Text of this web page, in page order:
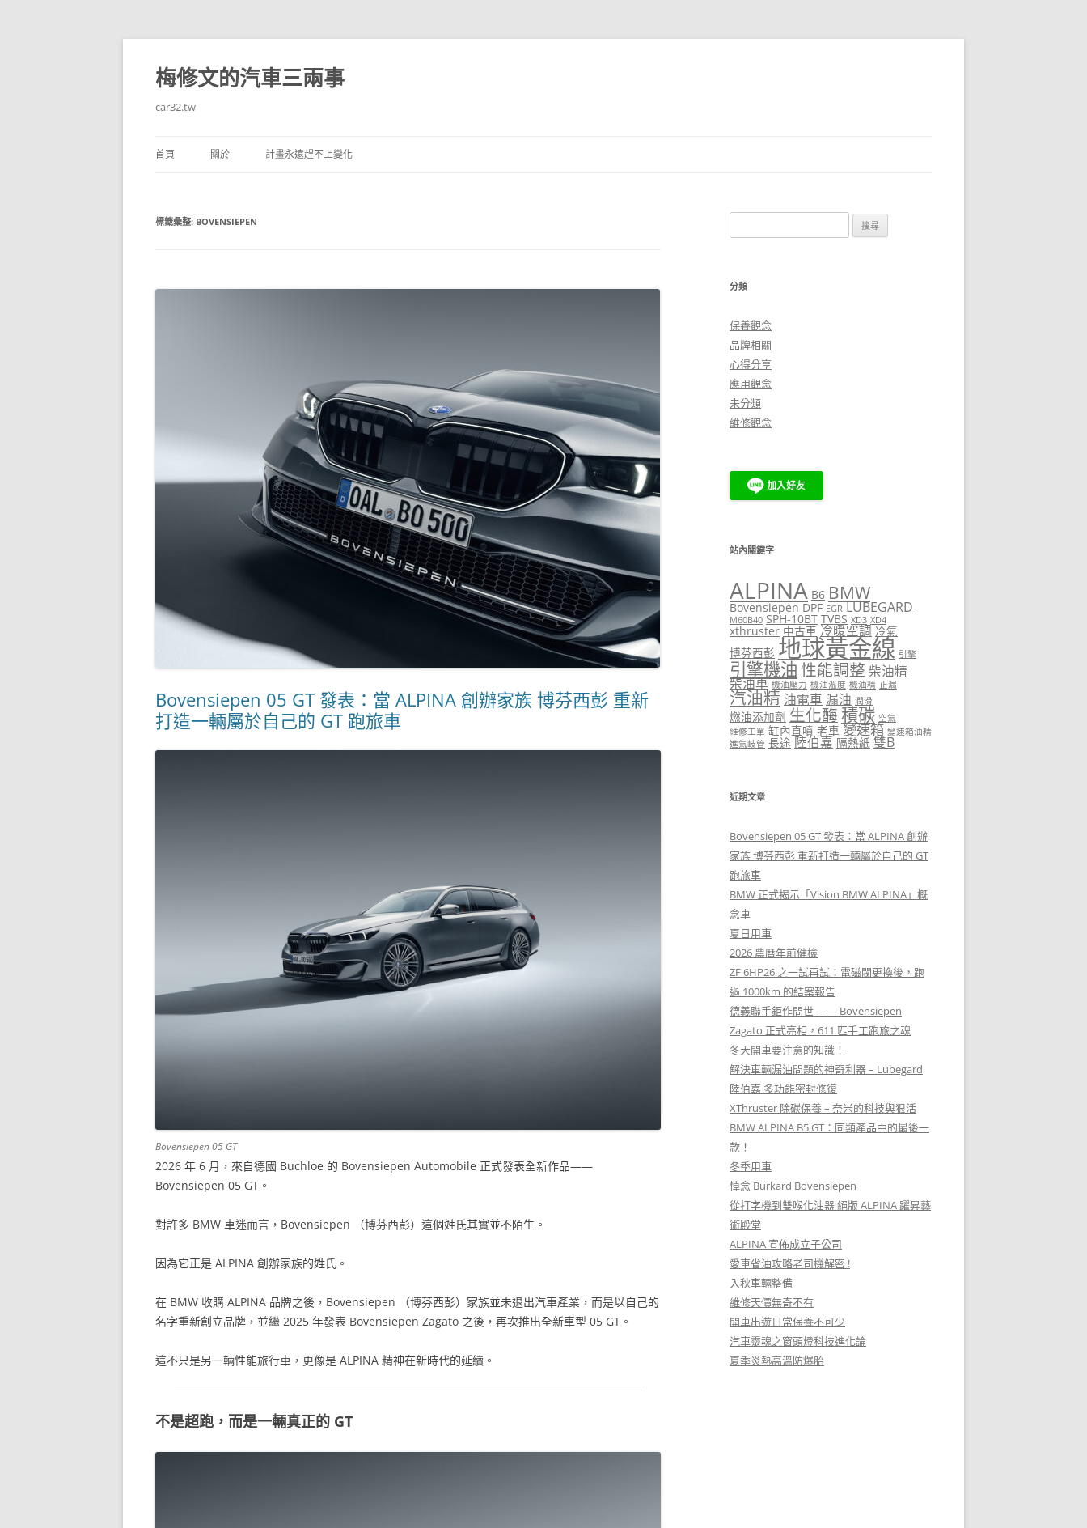
跳
主
要
內
梅修文的汽車三兩事
car32.tw
首頁 關於 計畫永遠趕不上變化
標籤彙整: BOVENSIEPEN
Bovensiepen 05 GT 發表：當 ALPINA 創辦家族 博芬西彭 重新
打造一輛屬於自己的 GT 跑旅車
Bovensiepen 05 GT
2026 年 6 月，來自德國 Buchloe 的 Bovensiepen Automobile 正式發表全新作品——
Bovensiepen 05 GT。
對許多 BMW 車迷而言，Bovensiepen （博芬西彭）這個姓氏其實並不陌生。
因為它正是 ALPINA 創辦家族的姓氏。
在 BMW 收購 ALPINA 品牌之後，Bovensiepen （博芬西彭）家族並未退出汽車產業，而是以自己的
名字重新創立品牌，並繼 2025 年發表 Bovensiepen Zagato 之後，再次推出全新車型 05 GT。
這不只是另一輛性能旅行車，更像是 ALPINA 精神在新時代的延續。
不是超跑，而是一輛真正的 GT
尋
鍵
分類
保養觀念
品牌相關
心得分享
應用觀念
未分類
維修觀念
站內關鍵字
ALPINA B6 BMW
Bovensiepen DPF EGR LUBEGARD
M60B40 SPH-10BT TVBS XD3 XD4
xthruster 中古車 冷暖空調 冷氣
博芬西彭 地球黃金線 引擎
引擎機油性能調整 柴油精
柴油車 機油壓力 機油溫度 機油精 止漏
汽油精 油電車 漏油 潤滑
燃油添加劑 生化酶積碳 空氣
維修工單 缸內直噴 老車 變速箱 變速箱油精
進氣岐管 長途 陸伯嘉 隔熱紙 雙B
近期文章
Bovensiepen 05 GT 發表：當 ALPINA 創辦
家族 博芬西彭 重新打造一輛屬於自己的 GT
跑旅車
BMW 正式揭示「Vision BMW ALPINA」概
念車
夏日用車
2026 農曆年前健檢
ZF 6HP26 之一試再試：電磁閥更換後，跑
過 1000km 的結案報告
德義聯手鉅作問世 —— Bovensiepen
Zagato 正式亮相，611 匹手工跑旅之魂
冬天開車要注意的知識！
解決車輛漏油問題的神奇利器 – Lubegard
陸伯嘉 多功能密封修復
XThruster 除碳保養 – 奈米的科技與狠活
BMW ALPINA B5 GT：同類產品中的最後一
款！
冬季用車
悼念 Burkard Bovensiepen
從打字機到雙喉化油器 絕版 ALPINA 躍昇藝
術殿堂
ALPINA 宣佈成立子公司
愛車省油攻略老司機解密 !
入秋車輛整備
維修天價無奇不有
開車出遊日常保養不可少
汽車靈魂之窗頭燈科技進化論
夏季炎熱高溫防爆胎